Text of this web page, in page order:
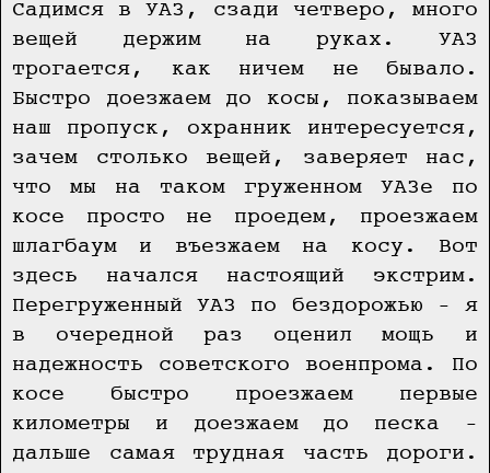
Садимся в УАЗ, сзади четверо, много
вещей держим на руках. УАЗ
трогается, как ничем не бывало.
Быстро доезжаем до косы, показываем
наш пропуск, охранник интересуется,
зачем столько вещей, заверяет нас,
что мы на таком груженном УАЗе по
косе просто не проедем, проезжаем
шлагбаум и въезжаем на косу. Вот
здесь начался настоящий экстрим.
Перегруженный УАЗ по бездорожью – я
в очередной раз оценил мощь и
надежность советского военпрома. По
косе быстро проезжаем первые
километры и доезжаем до песка –
дальше самая трудная часть дороги.